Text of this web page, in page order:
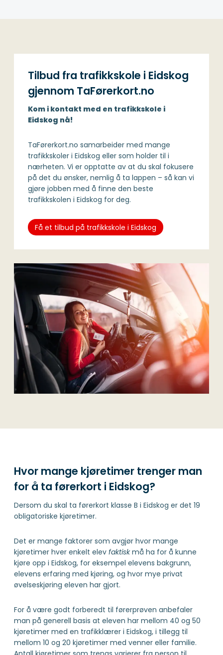
Tilbud fra trafikkskole i Eidskog
gjennom TaFørerkort.no
Kom i kontakt med en trafikkskole i
Eidskog nå!
TaFørerkort.no samarbeider med mange
trafikkskoler i Eidskog eller som holder til i
nærheten. Vi er opptatte av at du skal fokusere
på det du ønsker, nemlig å ta lappen – så kan vi
gjøre jobben med å finne den beste
trafikkskolen i Eidskog for deg.
Få et tilbud på trafikkskole i Eidskog
Hvor mange kjøretimer trenger man
for å ta førerkort i Eidskog?
Dersom du skal ta førerkort klasse B i Eidskog er det 19
obligatoriske kjøretimer.
Det er mange faktorer som avgjør hvor mange
kjøretimer hver enkelt elev faktiskmå ha for å kunne
kjøre opp i Eidskog, for eksempel elevens bakgrunn,
elevens erfaring med kjøring, og hvor mye privat
øvelseskjøring eleven har gjort.
For å være godt forberedt til førerprøven anbefaler
man på generell basis at eleven har mellom 40 og 50
kjøretimer med en trafikklærer i Eidskog, i tillegg til
mellom 10 og 20 kjøretimer med venner eller familie.